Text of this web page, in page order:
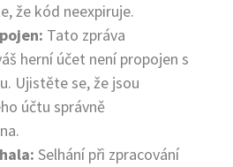
že kód neexpiruje.
Tato zpráva
herní účet není propojen s
Ujistěte se, že jsou
účtu správně
Selhání při zpracování